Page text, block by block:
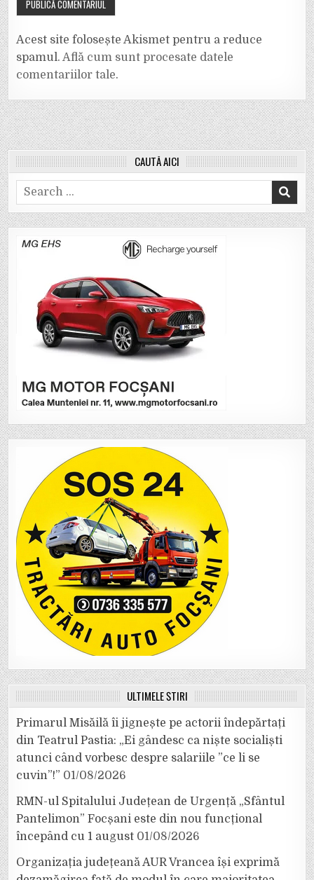
Acest site folosește Akismet pentru a reduce
spamul.Află cum sunt procesate datele
comentariilor tale.
CAUTĂ AICI
Search
for:
ULTIMELE ȘTIRI
Primarul Misăilă îi jignește pe actorii îndepărtați
din Teatrul Pastia: „Ei gândesc ca niște socialiști
atunci când vorbesc despre salariile ”ce li se
cuvin”!” 01/08/2026
RMN-ul Spitalului Județean de Urgență „Sfântul
Pantelimon” Focșani este din nou funcțional
începând cu 1 august 01/08/2026
Organizația județeană AUR Vrancea își exprimă